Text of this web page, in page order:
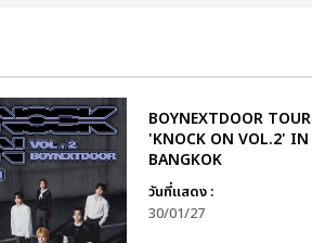
BOYNEXTDOOR TOUR
'KNOCK ON VOL.2' IN
BANGKOK
วันที่แสดง :
30/01/27